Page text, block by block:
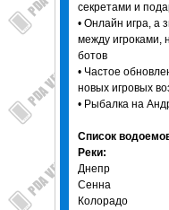
секретами и
• Онлайн игра, а
между игроками,
ботов
• Частое
новых игровых
• Рыбалка на
Список
Реки:
Днепр
Сенна
Колорадо